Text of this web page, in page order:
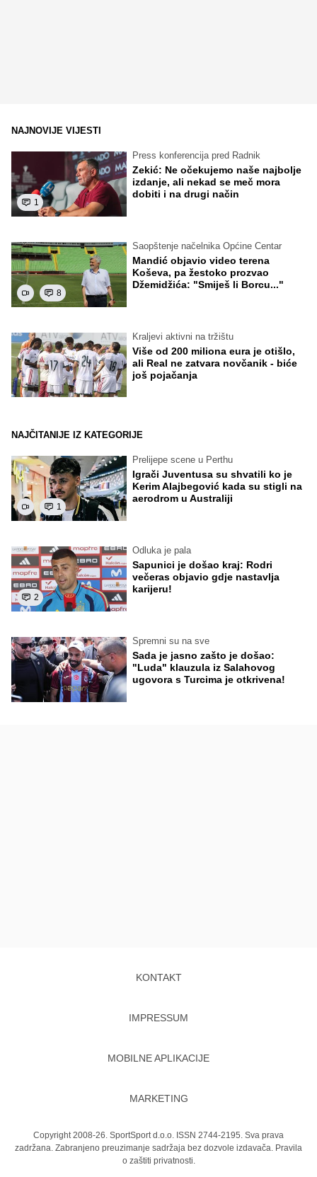
NAJNOVIJE VIJESTI
1
Press konferencija pred Radnik
Zekić: Ne očekujemo naše najbolje
izdanje, ali nekad se meč mora
dobiti i na drugi način
8
Saopštenje načelnika Općine Centar
Mandić objavio video terena
Koševa, pa žestoko prozvao
Džemidžića: "Smiješ li Borcu..."
Kraljevi aktivni na tržištu
Više od 200 miliona eura je otišlo,
ali Real ne zatvara novčanik - biće
još pojačanja
NAJČITANIJE IZ KATEGORIJE
1
Prelijepe scene u Perthu
Igrači Juventusa su shvatili ko je
Kerim Alajbegović kada su stigli na
aerodrom u Australiji
2
Odluka je pala
Sapunici je došao kraj: Rodri
večeras objavio gdje nastavlja
karijeru!
Spremni su na sve
Sada je jasno zašto je došao:
"Luda" klauzula iz Salahovog
ugovora s Turcima je otkrivena!
KONTAKT
IMPRESSUM
MOBILNE APLIKACIJE
MARKETING
Copyright 2008-26. SportSport d.o.o. ISSN 2744-2195. Sva prava
zadržana. Zabranjeno preuzimanje sadržaja bez dozvole izdavača. Pravila
o zaštiti privatnosti.